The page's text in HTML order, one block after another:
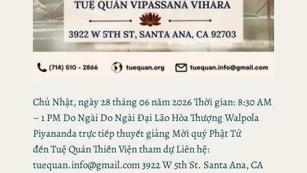
Chủ Nhật, ngày 28 tháng 06 năm 2026 Thời gian: 8:30 AM
– 1 PM Do Ngài Do Ngài Đại Lão Hòa Thượng Walpola
Piyananda trực tiếp thuyết giảng Mời quý Phật Tử
đến Tuệ Quán Thiền Viện tham dự Liên hệ:
tuequan.info@gmail.com 3922 W 5th St. Santa Ana, CA